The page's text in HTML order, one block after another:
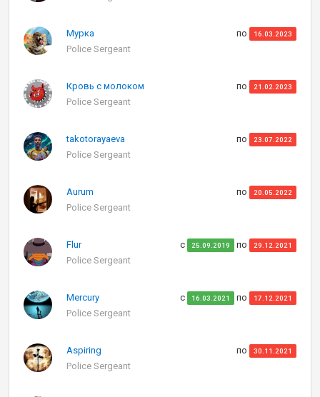
Мурка
Police Sergeant
по 16.03.2023
Кровь с молоком
Police Sergeant
по 21.02.2023
takotorayaeva
Police Sergeant
по 23.07.2022
Aurum
Police Sergeant
по 20.05.2022
Flur
Police Sergeant
с 25.09.2019 по 29.12.2021
Mercury
Police Sergeant
с 16.03.2021 по 17.12.2021
Aspiring
Police Sergeant
по 30.11.2021